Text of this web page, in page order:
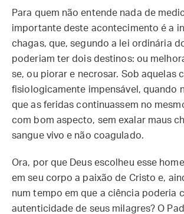
Para quem não entende nada de
importante deste acontecimento é a
chagas, que, segundo a lei ordinária
poderiam ter dois destinos: ou
se, ou piorar e necrosar. Sob aquelas
fisiologicamente impensável, quando
que as feridas continuassem no
com bom aspecto, sem exalar maus
sangue vivo e não coagulado.
Ora, por que Deus escolheu esse
em seu corpo a paixão de Cristo e,
num tempo em que a ciência poderia
autenticidade de seus milagres? O